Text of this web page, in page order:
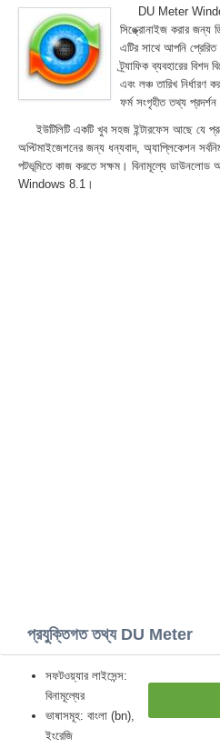
DU Meter
সিঙ্ক্রোনাইজ করার জন্য
এটির সাথে আপনি
ট্র্যাফিক ব্যবহারের
এবং লঞ্চ তারিখ নির্ধারণ
ফর্ম সংগৃহীত তথ্য
ইউটিলিটি একটি খুব সহজ ইন্টারফেস আছে যে
অপ্টিমাইজেশনের জন্য ধন্যবাদ, অ্যাপ্লিকেশন
পটভূমিতে কাজ করতে সক্ষম। বিনামূল্যে ডাউনলোড
Windows 8.1।
প্রযুক্তিগত তথ্য DU Meter
সফটওয়্যার লাইসেন্স:
বিনামূল্যের
ভাষাসমূহ: বাংলা (bn),
ইংরেজি